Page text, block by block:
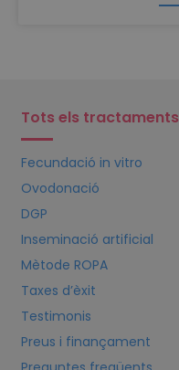
Tots els tractaments
Fecundació in vitro
Ovodonació
DGP
Inseminació artificial
Mètode ROPA
Taxes d’èxit
Testimonis
Preus i finançament